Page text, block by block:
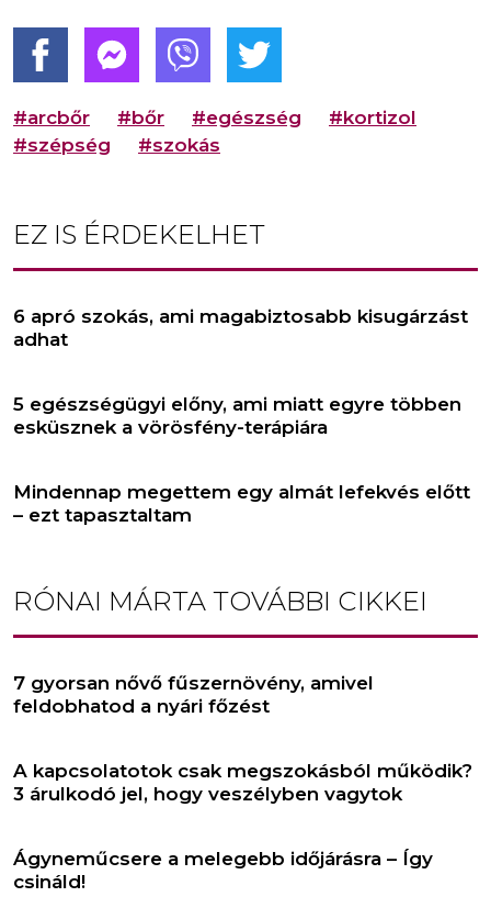
#arcbőr #bőr #egészség
#kortizol
#szépség
#szokás
EZ IS ÉRDEKELHET
6 apró szokás, ami magabiztosabb kisugárzást
adhat
5 egészségügyi előny, ami miatt egyre többen
esküsznek a vörösfény-terápiára
Mindennap megettem egy almát lefekvés előtt
– ezt tapasztaltam
RÓNAI MÁRTA TOVÁBBI CIKKEI
7 gyorsan nővő fűszernövény, amivel
feldobhatod a nyári főzést
A kapcsolatotok csak megszokásból működik?
3 árulkodó jel, hogy veszélyben vagytok
Ágyneműcsere a melegebb időjárásra – Így
csináld!